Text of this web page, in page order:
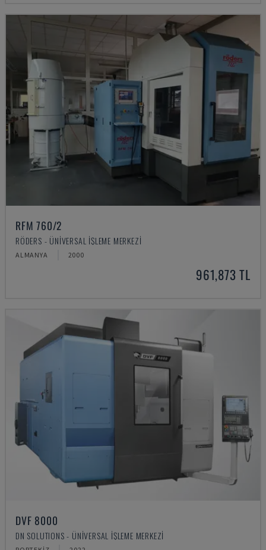
RFM 760/2
RÖDERS - ÜNIVERSAL İŞLEME MERKEZI
ALMANYA 2000
961,873 TL
DVF 8000
DN SOLUTIONS - ÜNIVERSAL İŞLEME MERKEZI